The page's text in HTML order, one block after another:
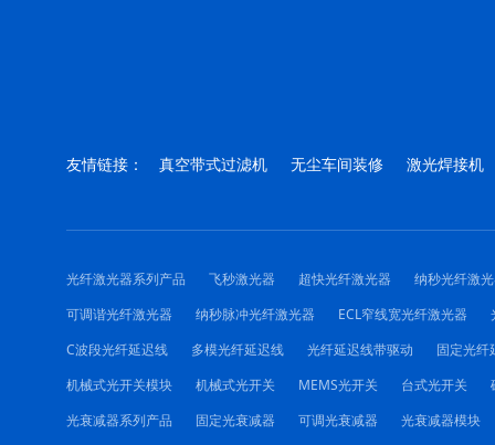
友情链接： 真空带式过滤机 无尘车间装修 激光焊接机
光纤激光器系列产品 飞秒激光器 超快光纤激光器
纳秒光纤激
可调谐光纤激光器
纳秒脉冲光纤激光器 ECL窄线宽光纤激光器
C波段光纤延迟线
多模光纤延迟线 光纤延迟线带驱动
固定光纤
机械式光开关模块
机械式光开关 MEMS光开关 台式光开关
光衰减器系列产品
固定光衰减器 可调光衰减器
光衰减器模块